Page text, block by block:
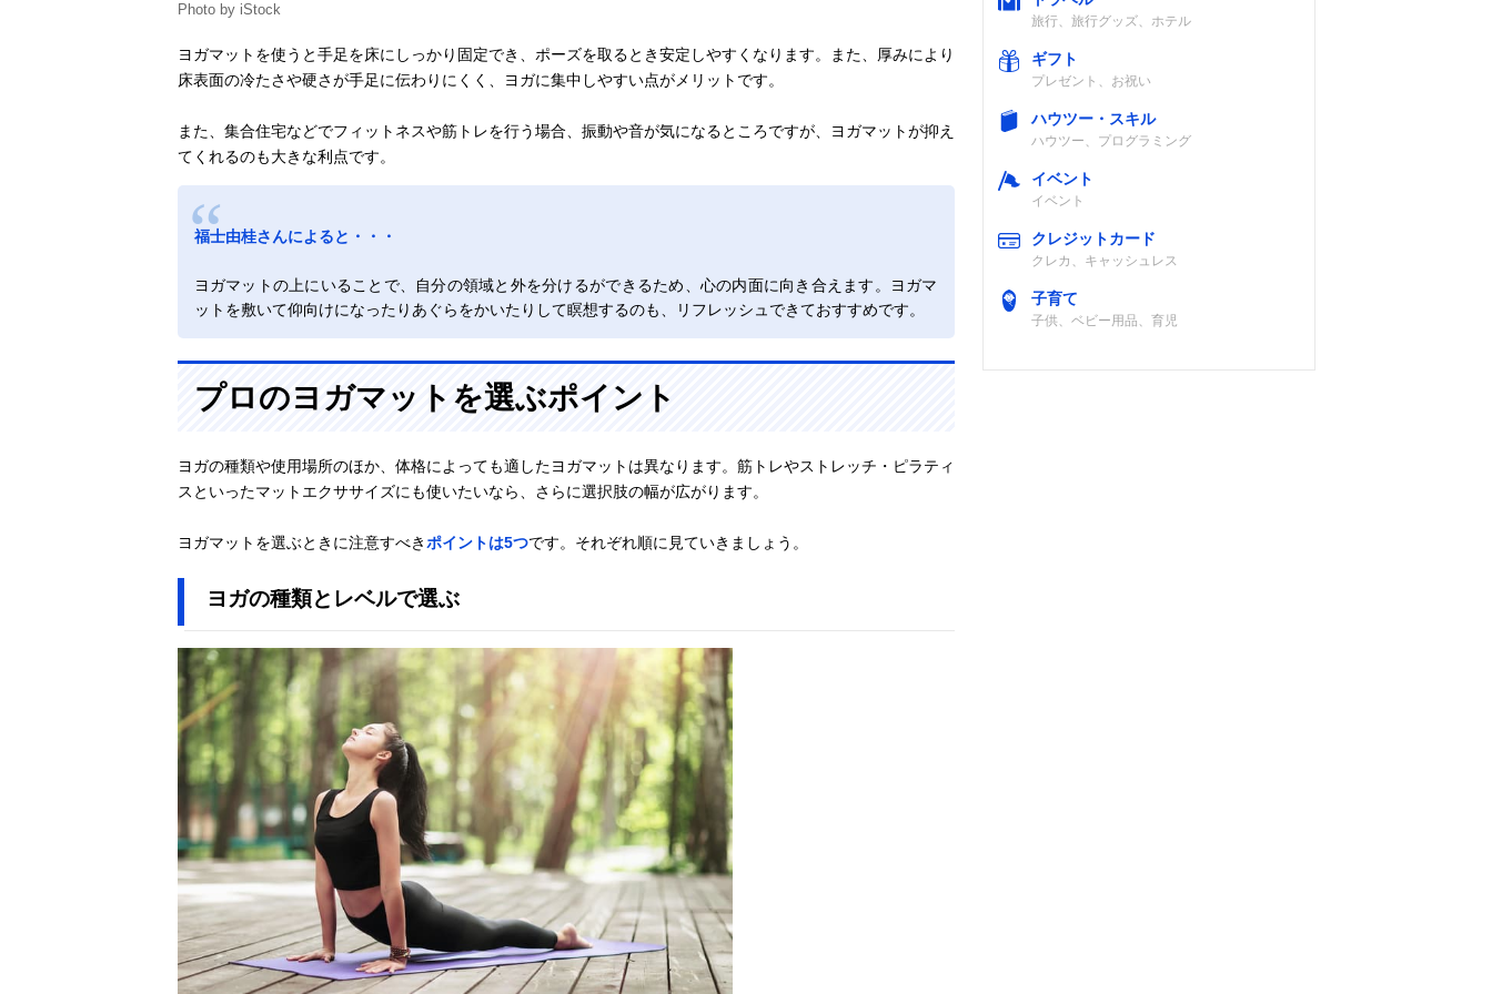
Photo by iStock
ヨガマットを使うと手足を床にしっかり固定でき、ポーズを取るとき安定しやすくなります。また、厚みにより
床表面の冷たさや硬さが手足に伝わりにくく、ヨガに集中しやすい点がメリットです。
また、集合住宅などでフィットネスや筋トレを行う場合、振動や音が気になるところですが、ヨガマットが抑え
てくれるのも大きな利点です。
福士由桂さんによると・・・
ヨガマットの上にいることで、自分の領域と外を分けるができるため、心の内面に向き合えます。ヨガマ
ットを敷いて仰向けになったりあぐらをかいたりして瞑想するのも、リフレッシュできておすすめです。
プロのヨガマットを選ぶポイント
ヨガの種類や使用場所のほか、体格によっても適したヨガマットは異なります。筋トレやストレッチ・ピラティ
スといったマットエクササイズにも使いたいなら、さらに選択肢の幅が広がります。
ヨガマットを選ぶときに注意すべきポイントは5つです。それぞれ順に見ていきましょう。
ヨガの種類とレベルで選ぶ
旅行、旅行グッズ、ホテル
ギフト
プレゼント、お祝い
ハウツー・スキル
ハウツー、プログラミング
イベント
イベント
クレジットカード
クレカ、キャッシュレス
子育て
子供、ベビー用品、育児